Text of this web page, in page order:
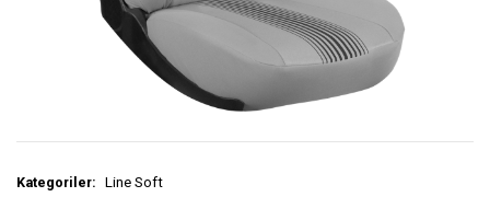
Kategoriler: Line Soft